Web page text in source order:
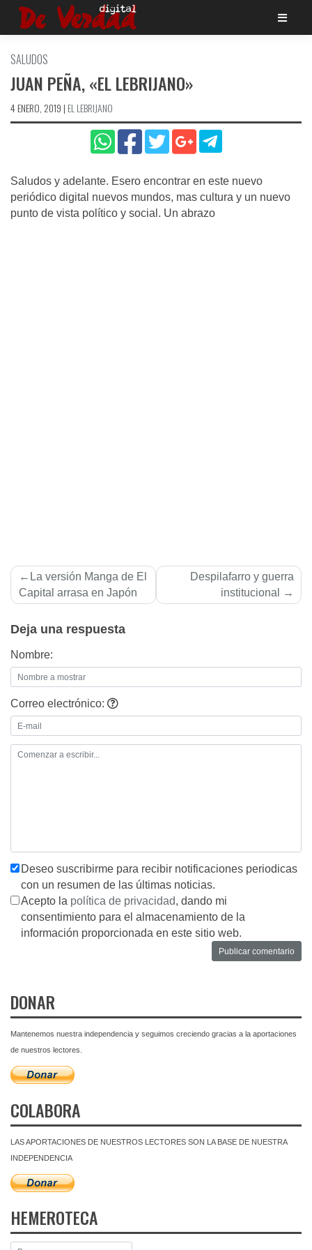
Saltar
SALUDOS
JUAN PEÑA, «EL LEBRIJANO»
4 ENERO, 2019 | EL LEBRIJANO
Saludos y adelante. Esero encontrar en este nuevo
periódico digital nuevos mundos, mas cultura y un nuevo
punto de vista político y social. Un abrazo
Navegación
de
La versión Manga de El
Capital arrasa en Japón
Despilafarro y guerra
institucional
Deja una respuesta
Nombre:
Correo electrónico:
Deseo suscribirme para recibir notificaciones periodicas
con un resumen de las últimas noticias.
Acepto la política de privacidad, dando mi
consentimiento para el almacenamiento de la
información proporcionada en este sitio web.
DONAR
Mantenemos nuestra independencia y seguimos creciendo gracias a la aportaciones
de nuestros lectores.
COLABORA
LAS APORTACIONES DE NUESTROS LECTORES SON LA BASE DE NUESTRA
INDEPENDENCIA
HEMEROTECA